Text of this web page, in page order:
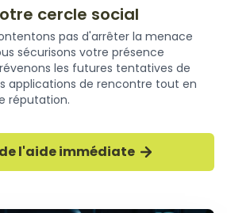
cercle social
pas d'arrêter la menace
sécurisons votre présence
les futures tentatives de
applications de rencontre tout en
réputation.
l'aide immédiate